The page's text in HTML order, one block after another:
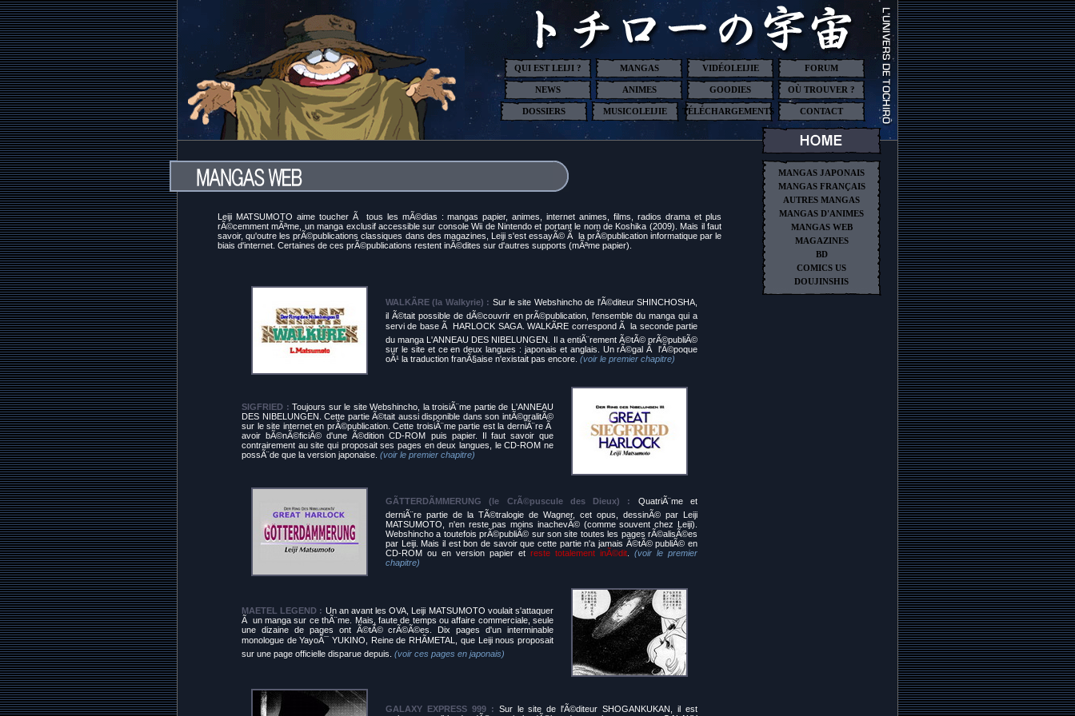
QUI EST LEIJI ? MANGAS VIDÉOLEIJIE FORUM
NEWS ANIMES GOODIES OÙ TROUVER ?
DOSSIERS MUSICOLEIJIE TÉLÉCHARGEMENTS CONTACT
Leiji MATSUMOTO aime toucher Ã tous les mÃ©dias : mangas papier, animes, internet animes, films, radios drama et plus
rÃ©cemment mÃªme, un manga exclusif accessible sur console Wii de Nintendo et portant le nom de Koshika (2009). Mais il faut
savoir, qu'outre les prÃ©publications classiques dans des magazines, Leiji s'est essayÃ© Ã la prÃ©publication informatique par le
biais d'internet. Certaines de ces prÃ©publications restent inÃ©dites sur d'autres supports (mÃªme papier).
WALKÃRE (la Walkyrie) : Sur le site Webshincho de l'Ã©diteur SHINCHOSHA,
il Ã©tait possible de dÃ©couvrir en prÃ©publication, l'ensemble du manga qui a
servi de base Ã HARLOCK SAGA. WALKÃRE correspond Ã la seconde partie
du manga L'ANNEAU DES NIBELUNGEN. Il a entiÃ¨rement Ã©tÃ© prÃ©publiÃ©
sur le site et ce en deux langues : japonais et anglais. Un rÃ©gal Ã l'Ã©poque
oÃ¹ la traduction franÃ§aise n'existait pas encore. (voir le premier chapitre)
SIGFRIED : Toujours sur le site Webshincho, la troisiÃ¨me partie de L'ANNEAU
DES NIBELUNGEN. Cette partie Ã©tait aussi disponible dans son intÃ©gralitÃ©
sur le site internet en prÃ©publication. Cette troisiÃ¨me partie est la derniÃ¨re Ã
avoir bÃ©nÃ©ficiÃ© d'une Ã©dition CD-ROM puis papier. Il faut savoir que
contrairement au site qui proposait ses pages en deux langues, le CD-ROM ne
possÃ¨de que la version japonaise. (voir le premier chapitre)
GÃTTERDÃMMERUNG (le CrÃ©puscule des Dieux) :
QuatriÃ¨me et
derniÃ¨re partie de la TÃ©tralogie de Wagner, cet opus, dessinÃ© par Leiji
MATSUMOTO, n'en reste pas moins inachevÃ© (comme souvent chez Leiji).
Webshincho a toutefois prÃ©publiÃ© sur son site toutes les pages rÃ©alisÃ©es
par Leiji. Mais il est bon de savoir que cette partie n'a jamais Ã©tÃ© publiÃ© en
CD-ROM ou en version papier et reste totalement inÃ©dit
(voir le premier
chapitre)
MAETEL LEGEND : Un an avant les OVA, Leiji MATSUMOTO voulait s'attaquer
Ã un manga sur ce thÃ¨me. Mais, faute de temps ou affaire commerciale, seule
une dizaine de pages ont Ã©tÃ© crÃ©Ã©es. Dix pages d'un interminable
monologue de YayoÃ¯ YUKINO, Reine de RHÃMETAL, que Leiji nous proposait
sur une page officielle disparue depuis. (voir ces pages en japonais)
GALAXY EXPRESS 999 : Sur le site de l'Ã©diteur SHOGANKUKAN, il est
MANGAS JAPONAIS
MANGAS FRANÇAIS
AUTRES MANGAS
MANGAS D'ANIMES
MANGAS WEB
MAGAZINES
BD
COMICS US
DOUJINSHIS